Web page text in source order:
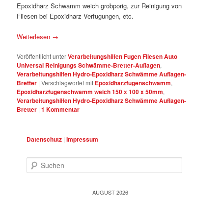
Epoxidharz Schwamm weich grobporig, zur Reinigung von
Fliesen bei Epoxidharz Verfugungen, etc.
Weiterlesen →
Veröffentlicht unterVerarbeitungshilfen Fugen Fliesen Auto
Universal Reinigungs Schwämme-Bretter-Auflagen,
Verarbeitungshilfen Hydro-Epoxidharz Schwämme Auflagen-
Bretter |Verschlagwortet mit Epoxidharzfugenschwamm,
Epoxidharzfugenschwamm weich 150 x 100 x 50mm,
Verarbeitungshilfen Hydro-Epoxidharz Schwämme Auflagen-
Bretter |1 Kommentar
Datenschutz |Impressum
Suchen
AUGUST 2026